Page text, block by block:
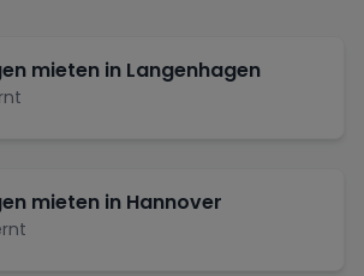
mieten in Langenhagen
mieten in Hannover